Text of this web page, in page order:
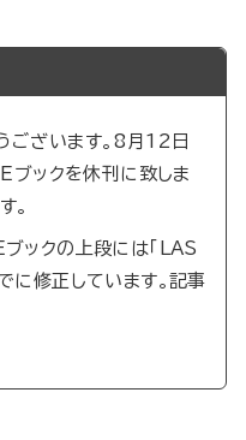
ございます。8月12日
Eブックを休刊に致しま
。
ックの上段には「LAS
に修正しています。記事